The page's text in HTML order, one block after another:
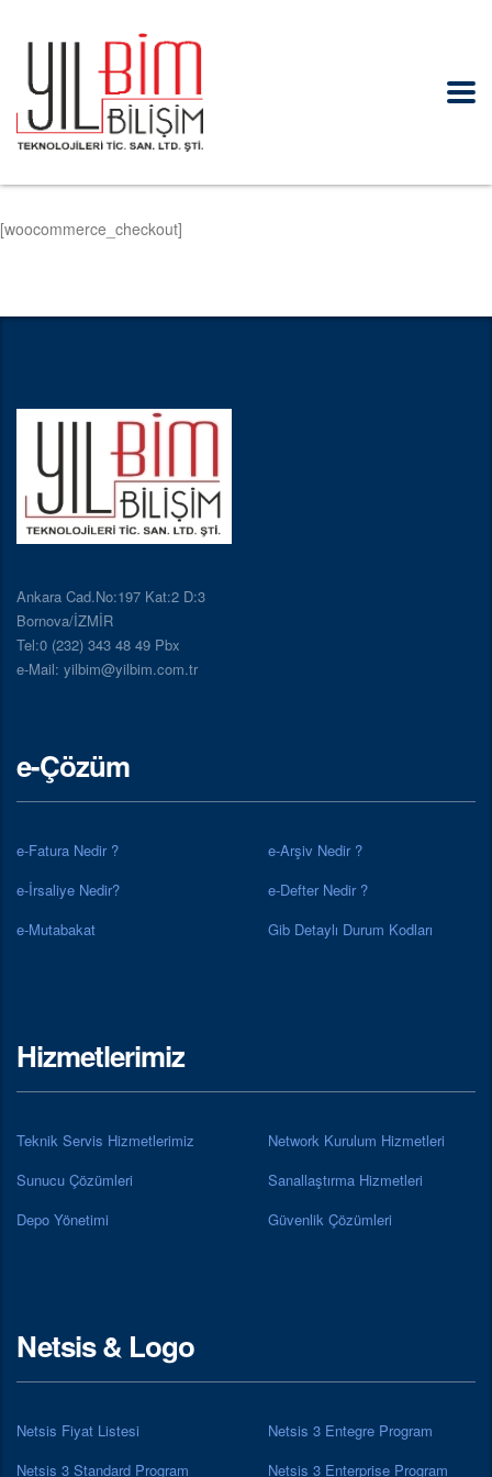
[woocommerce_checkout]
Ankara Cad.No:197 Kat:2 D:3
Bornova/İZMİR
Tel:0 (232) 343 48 49 Pbx
e-Mail: yilbim@yilbim.com.tr
e-Çözüm
e-Fatura Nedir ?
e-Arşiv Nedir ?
e-İrsaliye Nedir?
e-Defter Nedir ?
e-Mutabakat
Gib Detaylı Durum Kodları
Hizmetlerimiz
Teknik Servis Hizmetlerimiz
Network Kurulum Hizmetleri
Sunucu Çözümleri
Sanallaştırma Hizmetleri
Depo Yönetimi
Güvenlik Çözümleri
Netsis & Logo
Netsis Fiyat Listesi
Netsis 3 Entegre Program
Netsis 3 Standard Program
Netsis 3 Enterprise Program